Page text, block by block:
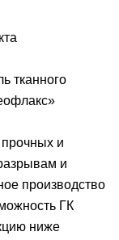
тканного
и
и
производство
ГК
ниже